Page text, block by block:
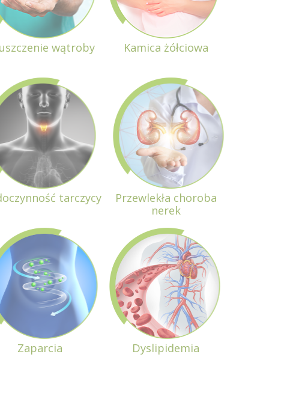
wątroby Kamica żółciowa
tarczycy
Przewlekła choroba
nerek
Zaparcia Dyslipidemia